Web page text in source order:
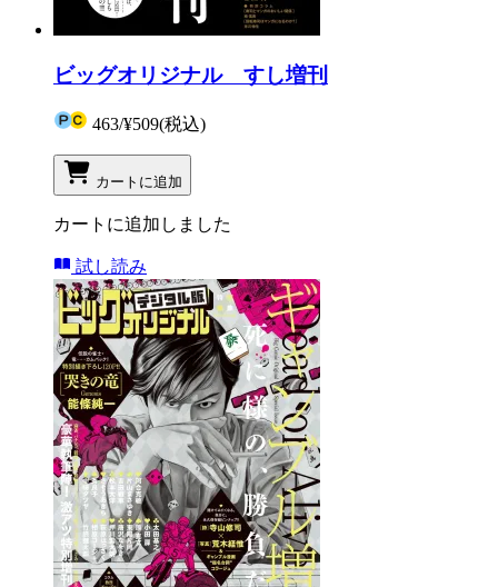
ビッグオリジナル すし増刊
463/¥509(税込)
カートに追加
カートに追加しました
試し読み